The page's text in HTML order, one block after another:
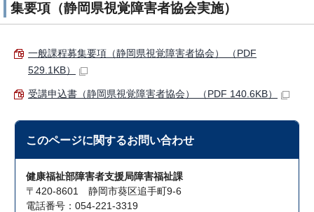
集要項（静岡県視覚障害者協会実施）
一般課程募集要項（静岡県視覚障害者協会） （PDF
529.1KB）
受講申込書（静岡県視覚障害者協会） （PDF 140.6KB）
このページに関するお問い合わせ
健康福祉部障害者支援局障害福祉課
〒420-8601 静岡市葵区追手町9-6
電話番号：054-221-3319